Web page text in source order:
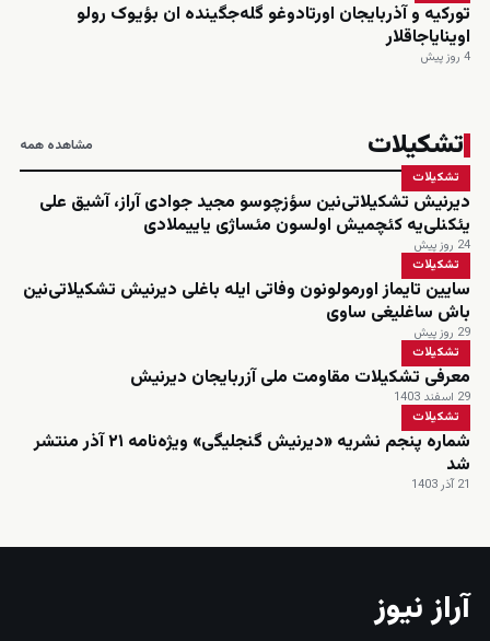
تورکیه و آذربایجان اورتادوغو گله‌جگینده ان بؤیوک رولو
اوینایاجاقلار
4 روز پیش
تشکیلات مشاهده همه
تشکیلات
دیرنیش تشکیلاتی‌نین سؤزچوسو مجید جوادی آراز، آشیق علی
یئکنلی‌یه کئچمیش اولسون مئساژی یاییملادی
24 روز پیش
تشکیلات
سایین تایماز اورمولونون وفاتی ایله باغلی دیرنیش تشکیلاتی‌نین
باش ساغلیغی ساوی
29 روز پیش
تشکیلات
معرفی تشکیلات مقاومت ملی آزربایجان دیرنیش
29 اسفند 1403
تشکیلات
شماره پنجم نشریه «دیرنیش گنجلیگی» ویژه‌نامه ۲۱ آذر منتشر
شد
21 آذر 1403
آراز نیوز